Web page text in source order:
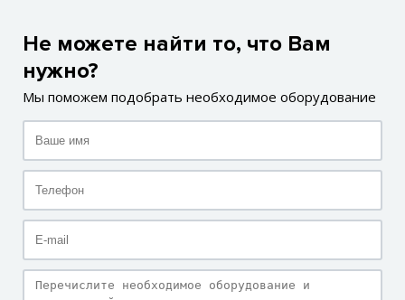
Не можете найти то, что Вам
нужно?
Мы поможем подобрать необходимое оборудование